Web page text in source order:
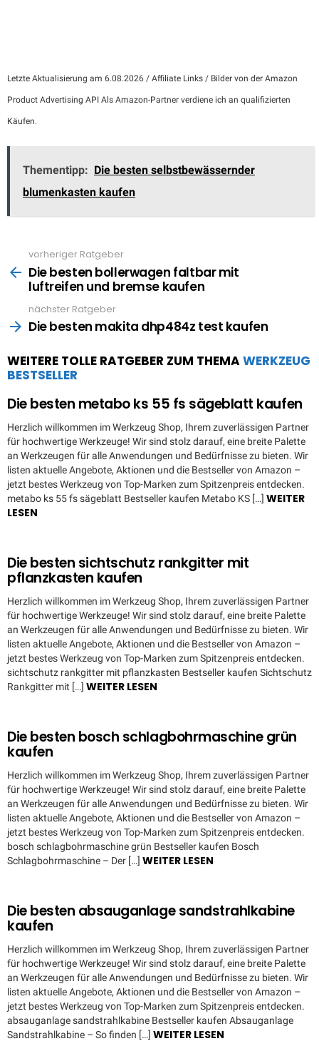
Letzte Aktualisierung am 6.08.2026 / Affiliate Links / Bilder von der Amazon
Product Advertising API Als Amazon-Partner verdiene ich an qualifizierten
Käufen.
Thementipp: Die besten selbstbewässernder
blumenkasten kaufen
more
vorheriger Ratgeber
Die besten bollerwagen faltbar mit
luftreifen und bremse kaufen
nächster Ratgeber
Die besten makita dhp484z test kaufen
WEITERE TOLLE RATGEBER ZUM THEMAWERKZEUG
BESTSELLER
Die besten metabo ks 55 fs sägeblatt kaufen
Herzlich willkommen im Werkzeug Shop, Ihrem zuverlässigen Partner
für hochwertige Werkzeuge! Wir sind stolz darauf, eine breite Palette
an Werkzeugen für alle Anwendungen und Bedürfnisse zu bieten. Wir
listen aktuelle Angebote, Aktionen und die Bestseller von Amazon –
jetzt bestes Werkzeug von Top-Marken zum Spitzenpreis entdecken.
metabo ks 55 fs sägeblatt Bestseller kaufen Metabo KS […] WEITER
LESEN
Die besten sichtschutz rankgitter mit
pflanzkasten kaufen
Herzlich willkommen im Werkzeug Shop, Ihrem zuverlässigen Partner
für hochwertige Werkzeuge! Wir sind stolz darauf, eine breite Palette
an Werkzeugen für alle Anwendungen und Bedürfnisse zu bieten. Wir
listen aktuelle Angebote, Aktionen und die Bestseller von Amazon –
jetzt bestes Werkzeug von Top-Marken zum Spitzenpreis entdecken.
sichtschutz rankgitter mit pflanzkasten Bestseller kaufen Sichtschutz
Rankgitter mit […] WEITER LESEN
Die besten bosch schlagbohrmaschine grün
kaufen
Herzlich willkommen im Werkzeug Shop, Ihrem zuverlässigen Partner
für hochwertige Werkzeuge! Wir sind stolz darauf, eine breite Palette
an Werkzeugen für alle Anwendungen und Bedürfnisse zu bieten. Wir
listen aktuelle Angebote, Aktionen und die Bestseller von Amazon –
jetzt bestes Werkzeug von Top-Marken zum Spitzenpreis entdecken.
bosch schlagbohrmaschine grün Bestseller kaufen Bosch
Schlagbohrmaschine – Der […] WEITER LESEN
Die besten absauganlage sandstrahlkabine
kaufen
Herzlich willkommen im Werkzeug Shop, Ihrem zuverlässigen Partner
für hochwertige Werkzeuge! Wir sind stolz darauf, eine breite Palette
an Werkzeugen für alle Anwendungen und Bedürfnisse zu bieten. Wir
listen aktuelle Angebote, Aktionen und die Bestseller von Amazon –
jetzt bestes Werkzeug von Top-Marken zum Spitzenpreis entdecken.
absauganlage sandstrahlkabine Bestseller kaufen Absauganlage
Sandstrahlkabine – So finden […] WEITER LESEN